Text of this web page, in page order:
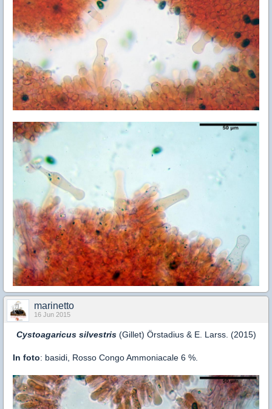
marinetto
16 Jun 2015
Cystoagaricus silvestris(Gillet) Örstadius & E. Larss. (2015)
In foto: basidi, Rosso Congo Ammoniacale 6 %.